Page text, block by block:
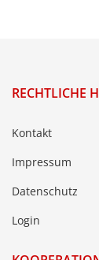
RECHTLICHE
Kontakt
Impressum
Datenschutz
Login